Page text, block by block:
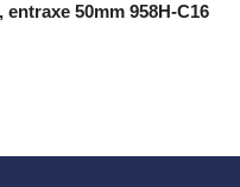
50mm 958H-C16